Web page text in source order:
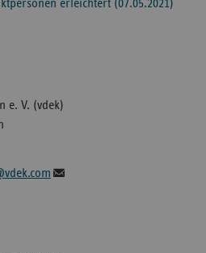
erleichtert (07.05.2021)
e. V. (vdek)